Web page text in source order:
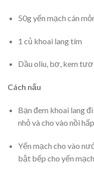
50g yến mạch cán
1 củ khoai lang tím
Dầu oliu, bơ, kem
Cách nấu
Bạn đem khoai lang
nhỏ và cho vào nồi
Yến mạch cho vào
bật bếp cho yến